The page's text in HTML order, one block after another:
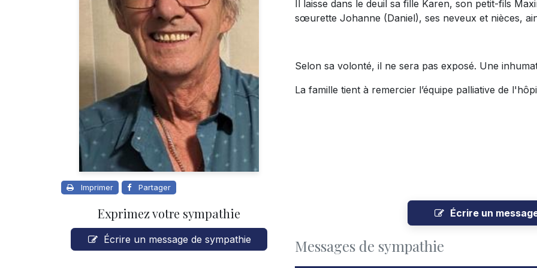
Imprimer Partager
Exprimez votre sympathie
Écrire un message de sympathie
Il laisse dans le deuil sa fille Karen, son petit-fils
sœurette Johanne (Daniel), ses neveux et nièces,
Selon sa volonté, il ne sera pas exposé. Une
La famille tient à remercier l’équipe palliative de
Écrire un
Messages de sympathie